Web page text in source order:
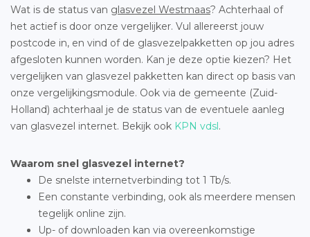
Wat is de status van glasvezel Westmaas? Achterhaal of
het actief is door onze vergelijker. Vul allereerst jouw
postcode in, en vind of de glasvezelpakketten op jou adres
afgesloten kunnen worden. Kan je deze optie kiezen? Het
vergelijken van glasvezel pakketten kan direct op basis van
onze vergelijkingsmodule. Ook via de gemeente (Zuid-
Holland) achterhaal je de status van de eventuele aanleg
van glasvezel internet. Bekijk ook KPN vdsl.
Waarom snel glasvezel internet?
De snelste internetverbinding tot 1 Tb/s.
Een constante verbinding, ook als meerdere mensen
tegelijk online zijn.
Up- of downloaden kan via overeenkomstige